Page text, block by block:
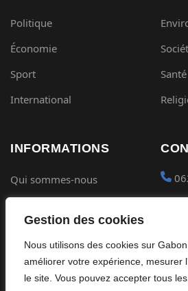
Gestion des cookies
Nous utilisons des cookies sur
améliorer votre expérience, mesurer
le site. Vous pouvez accepter tous
Politique
Économie
Sport
International
Santé
INFORMATIONS
Qui sommes-nous
Confidentialité
Cookies